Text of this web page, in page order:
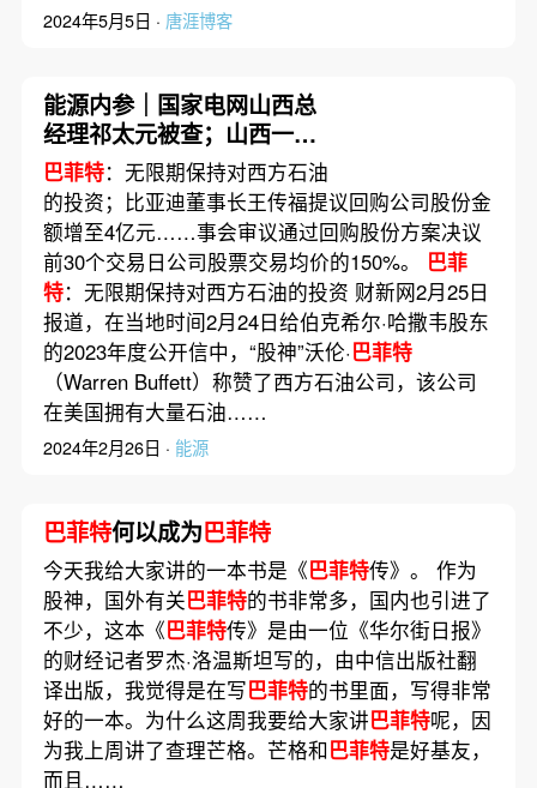
2024年5月5日 · 唐涯博客
能源内参｜国家电网山西总
经理祁太元被查；山西一焦
化厂突发中毒事故 致4人死
亡
巴菲特：无限期保持对西方石油
的投资；比亚迪董事长王传福提议回购公司股份金
额增至4亿元……事会审议通过回购股份方案决议
前30个交易日公司股票交易均价的150%。 巴菲
特：无限期保持对西方石油的投资 财新网2月25日
报道，在当地时间2月24日给伯克希尔·哈撒韦股东
的2023年度公开信中，“股神”沃伦·巴菲特
（Warren Buffett）称赞了西方石油公司，该公司
在美国拥有大量石油……
2024年2月26日 · 能源
巴菲特何以成为巴菲特
今天我给大家讲的一本书是《巴菲特传》。 作为
股神，国外有关巴菲特的书非常多，国内也引进了
不少，这本《巴菲特传》是由一位《华尔街日报》
的财经记者罗杰·洛温斯坦写的，由中信出版社翻
译出版，我觉得是在写巴菲特的书里面，写得非常
好的一本。为什么这周我要给大家讲巴菲特呢，因
为我上周讲了查理芒格。芒格和巴菲特是好基友，
而且……